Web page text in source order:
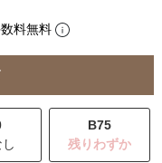
料無料
B75
残りわずか